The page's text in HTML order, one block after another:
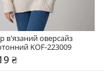
в'язаний оверсайз
KOF-223009
₴